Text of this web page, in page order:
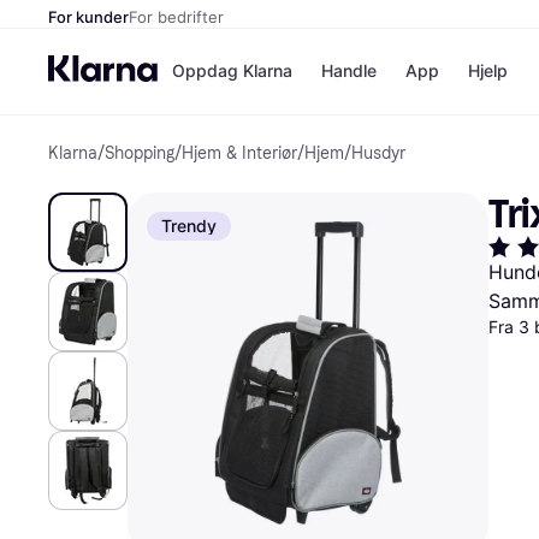
For kunderFor bedrifter
Oppdag Klarna
Betal nå
Betal i 3
Betal innen
Finansiering
Handle
kicks.no
App Hjelp
Klarna/Shopping/Hjem & Interiør/Hjem/Husdyr
Trendy
Fra 3